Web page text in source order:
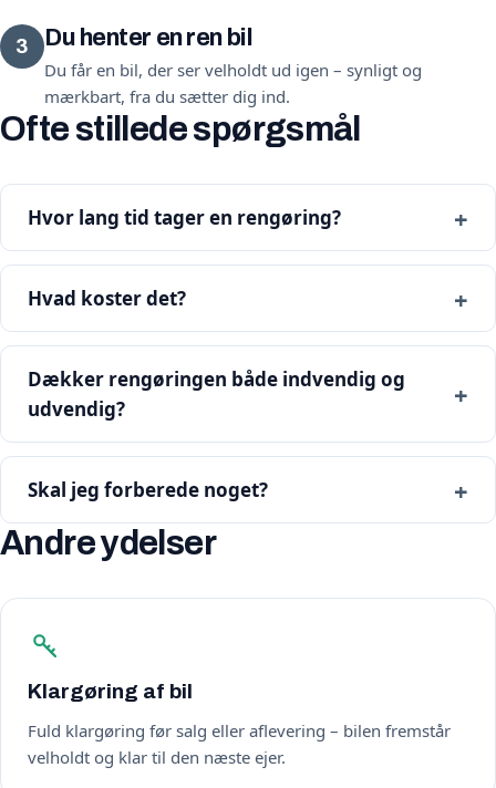
3 Du henter en ren bil
Du får en bil, der ser velholdt ud igen – synligt og
mærkbart, fra du sætter dig ind.
Ofte stillede spørgsmål
Hvor lang tid tager en rengøring?
Hvad koster det?
Dækker rengøringen både indvendig og
udvendig?
Skal jeg forberede noget?
Andre ydelser
Klargøring af bil
Fuld klargøring før salg eller aflevering – bilen fremstår
velholdt og klar til den næste ejer.